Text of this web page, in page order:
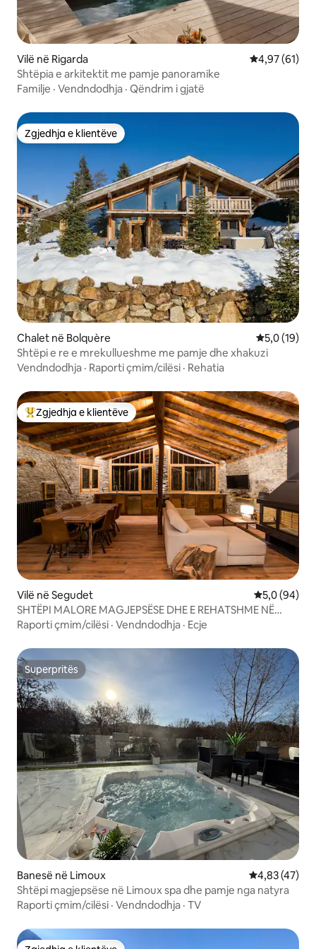
Vilë në Rigarda Vlerësimi
4,97 (61)
Shtëpia e arkitektit me pamje panoramike
Familje · Vendndodhja · Qëndrim i gjatë
Zgjedhja e klientëve
Zgjedhja e klientëve
Chalet në Bolquère Vlerësimi
5,0 (19)
Shtëpi e re e mrekullueshme me pamje dhe xhakuzi
Vendndodhja · Raporti çmim/cilësi · Rehatia
Më të mirat e zgjedhjeve të klientëve
Zgjedhja e klientëve
Vilë në Segudet Vlerësimi
5,0 (94)
SHTËPI MALORE MAGJEPSËSE DHE E REHATSHME NË
MALE
Raporti çmim/cilësi · Vendndodhja · Ecje
Superpritës
Superpritës
Banesë në Limoux Vlerësimi
4,83 (47)
Shtëpi magjepsëse në Limoux spa dhe pamje nga natyra
Raporti çmim/cilësi · Vendndodhja · TV